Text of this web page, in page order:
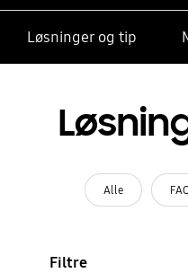
Løsninger og tip
Alle
Filtre